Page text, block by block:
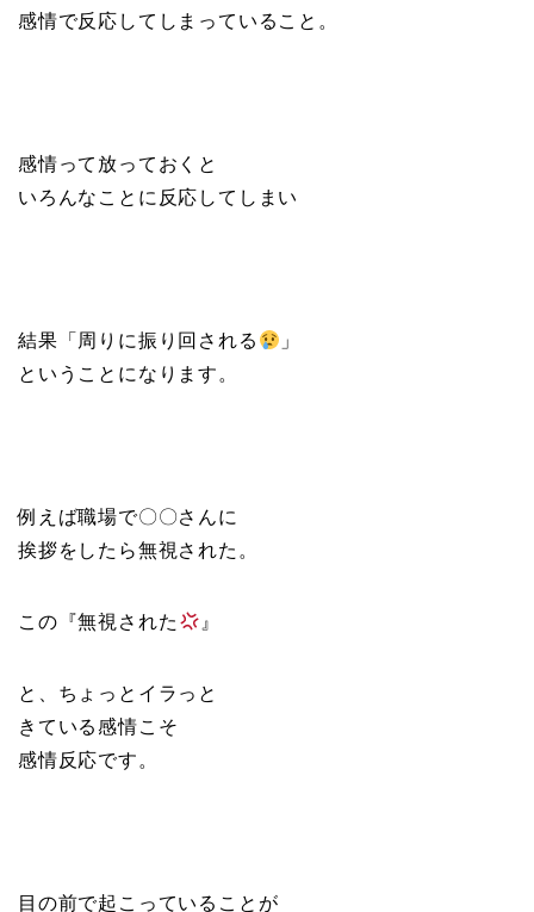
感情で反応してしまっていること。
感情って放っておくと
いろんなことに反応してしまい
結果「周りに振り回される
」
ということになります。
例えば職場で〇〇さんに
挨拶をしたら無視された。
この『無視された 』
と、ちょっとイラっと
きている感情こそ
感情反応です。
目の前で起こっていることが